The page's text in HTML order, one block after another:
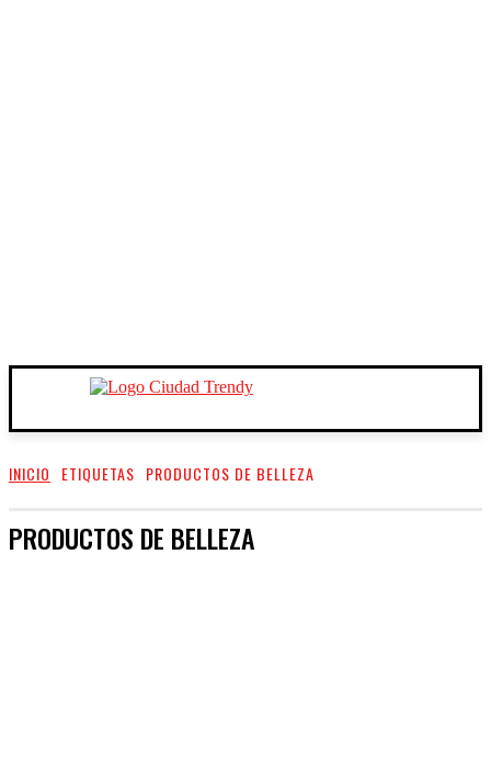
INICIO ETIQUETAS PRODUCTOS DE BELLEZA
PRODUCTOS DE BELLEZA